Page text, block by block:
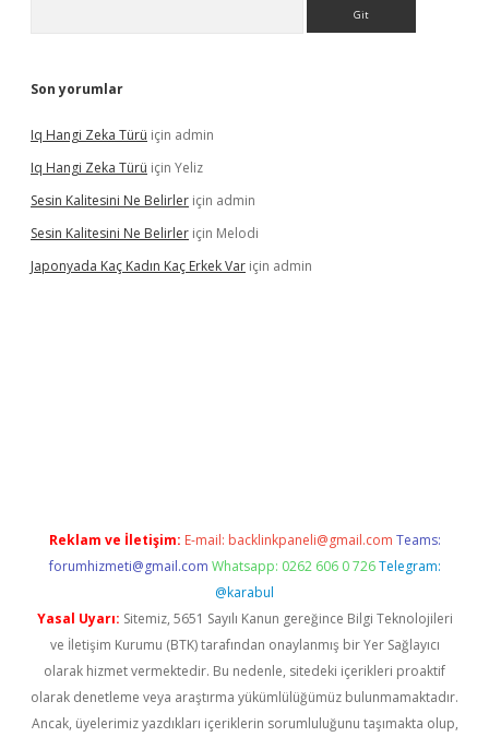
Son yorumlar
Iq Hangi Zeka Türü için admin
Iq Hangi Zeka Türü için Yeliz
Sesin Kalitesini Ne Belirler için admin
Sesin Kalitesini Ne Belirler için Melodi
Japonyada Kaç Kadın Kaç Erkek Var için admin
Reklam ve İletişim: E-mail: backlinkpaneli@gmail.com Teams:
forumhizmeti@gmail.com Whatsapp: 0262 606 0 726 Telegram:
@karabul
Yasal Uyarı: Sitemiz, 5651 Sayılı Kanun gereğince Bilgi Teknolojileri
ve İletişim Kurumu (BTK) tarafından onaylanmış bir Yer Sağlayıcı
olarak hizmet vermektedir. Bu nedenle, sitedeki içerikleri proaktif
olarak denetleme veya araştırma yükümlülüğümüz bulunmamaktadır.
Ancak, üyelerimiz yazdıkları içeriklerin sorumluluğunu taşımakta olup,